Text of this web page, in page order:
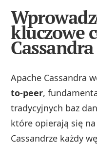
kluczowe
Cassandra
Apache Cassandra
to-peer,
tradycyjnych baz
które opierają się
Cassandrze każdy